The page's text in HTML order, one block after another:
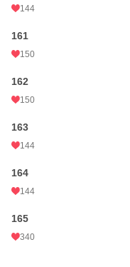
144
161
150
162
150
163
144
164
144
165
340